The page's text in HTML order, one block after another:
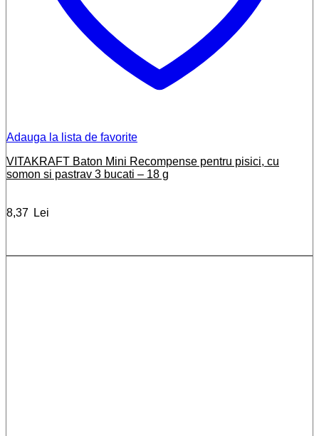
Adauga la lista de favorite
VITAKRAFT Baton Mini Recompense pentru pisici, cu
somon si pastrav 3 bucati – 18 g
8,37 Lei